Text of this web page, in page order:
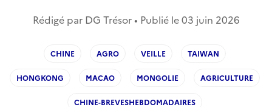
Rédigé par DG Trésor • Publié le03 juin 2026
CHINE AGRO VEILLE TAIWAN
HONGKONG MACAO MONGOLIE AGRICULTURE
CHINE-BREVESHEBDOMADAIRES